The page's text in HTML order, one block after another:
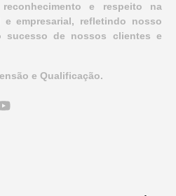
e respeito na
e empresarial, refletindo nosso
sucesso de nossos clientes e
e Qualificação.